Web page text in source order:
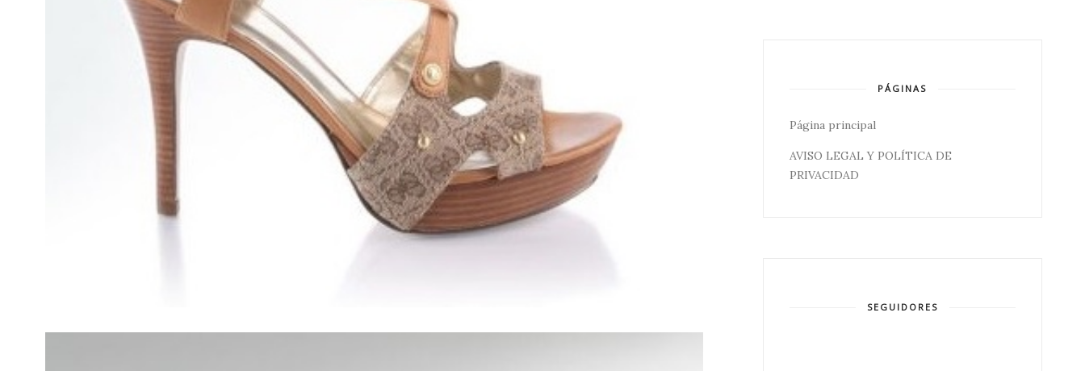
PÁGINAS
Página principal
AVISO LEGAL Y POLÍTICA DE
PRIVACIDAD
SEGUIDORES